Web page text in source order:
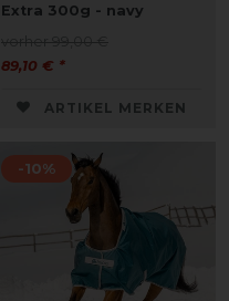
Extra 300g - navy
89,10 € *
ARTIKEL MERKEN
-10%